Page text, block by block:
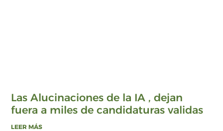
Las Alucinaciones de la IA , dejan
fuera a miles de candidaturas validas
LEER MÁS